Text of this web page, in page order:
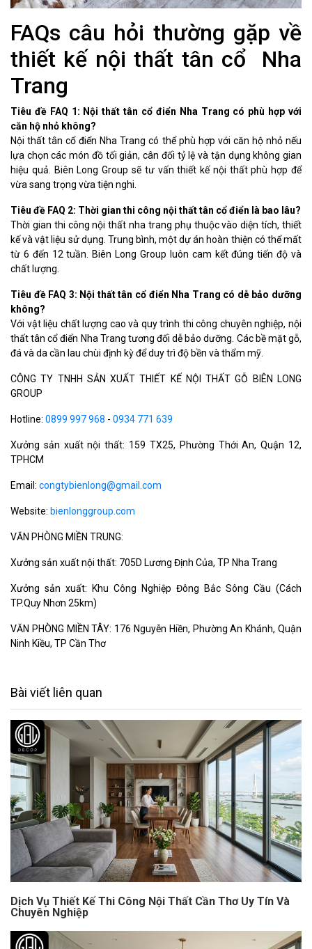
FAQs câu hỏi thường gặp về
thiết kế nội thất tân cổ Nha
Trang
Tiêu đề FAQ 1: Nội thất tân cổ điển Nha Trang có phù hợp với
căn hộ nhỏ không?
Nội thất tân cổ điển Nha Trang có thể phù hợp với căn hộ nhỏ nếu
lựa chọn các món đồ tối giản, cân đối tỷ lệ và tận dụng không gian
hiệu quả. Biên Long Group sẽ tư vấn thiết kế nội thất phù hợp để
vừa sang trọng vừa tiện nghi.
Tiêu đề FAQ 2: Thời gian thi công nội thất tân cổ điển là bao lâu?
Thời gian thi công nội thất nha trang phụ thuộc vào diện tích, thiết
kế và vật liệu sử dụng. Trung bình, một dự án hoàn thiện có thể mất
từ 6 đến 12 tuần. Biên Long Group luôn cam kết đúng tiến độ và
chất lượng.
Tiêu đề FAQ 3: Nội thất tân cổ điển Nha Trang có dễ bảo dưỡng
không?
Với vật liệu chất lượng cao và quy trình thi công chuyên nghiệp, nội
thất tân cổ điển Nha Trang tương đối dễ bảo dưỡng. Các bề mặt gỗ,
đá và da cần lau chùi định kỳ để duy trì độ bền và thẩm mỹ.
CÔNG TY TNHH SẢN XUẤT THIẾT KẾ NỘI THẤT GỖ BIÊN LONG
GROUP
Hotline: 0899 997 968 - 0934 771 639
Xưởng sản xuất nội thất: 159 TX25, Phường Thới An, Quận 12,
TPHCM
Email: congtybienlong@gmail.com
Website: bienlonggroup.com
VĂN PHÒNG MIỀN TRUNG:
Xưởng sản xuất nội thất: 705D Lương Định Của, TP Nha Trang
Xưởng sản xuất: Khu Công Nghiệp Đông Bắc Sông Cầu (Cách
TP.Quy Nhơn 25km)
VĂN PHÒNG MIỀN TÂY: 176 Nguyễn Hiền, Phường An Khánh, Quận
Ninh Kiều, TP Cần Thơ
Bài viết liên quan
Dịch Vụ Thiết Kế Thi Công Nội Thất Cần Thơ Uy Tín Và
Chuyên Nghiệp